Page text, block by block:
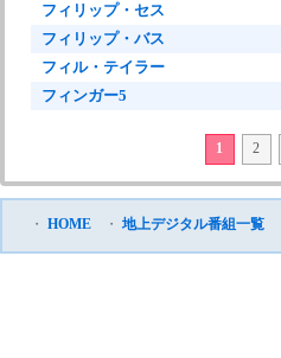
フィリップ・セス
フィリップ・バス
フィル・テイラー
フィンガー5
1 2
・ HOME ・ 地上デジタル番組一覧